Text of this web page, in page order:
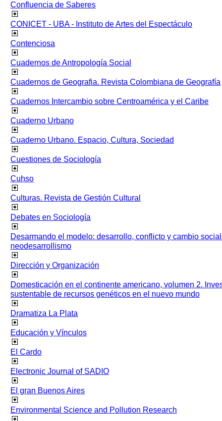
Confluencia de Saberes
CONICET - UBA - Instituto de Artes del Espectáculo
Contenciosa
Cuadernos de Antropología Social
Cuadernos de Geografia. Revista Colombiana de Geografía
Cuadernos Intercambio sobre Centroamérica y el Caribe
Cuaderno Urbano
Cuaderno Urbano. Espacio, Cultura, Sociedad
Cuestiones de Sociología
Cuhso
Culturas. Revista de Gestión Cultural
Debates en Sociología
Desarmando el modelo: desarrollo, conflicto y cambio
neodesarrollismo
Dirección y Organización
Domesticación en el continente americano, volumen 2.
sustentable de recursos genéticos en el nuevo mundo
Dramatiza La Plata
Educación y Vínculos
El Cardo
Electronic Journal of SADIO
El gran Buenos Aires
Environmental Science and Pollution Research